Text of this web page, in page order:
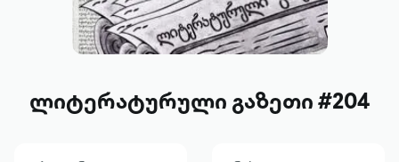
ლიტერატურული გაზეთი #204